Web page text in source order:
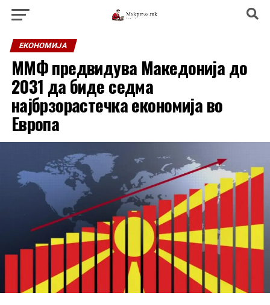
ЕКОНОМИЈА
ММФ предвидува Македонија до
2031 да биде седма
најбрзорастечка економија во
Европа